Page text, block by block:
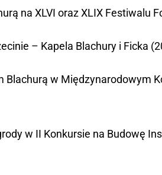
na XLVI oraz XLIX Festiwalu
– Kapela Blachury i Ficka
w Międzynarodowym
w II Konkursie na Budowę